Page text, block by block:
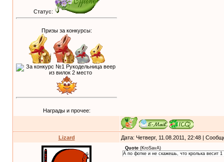
Статус:
Призы за конкурсы:
Награды и прочее:
Lizard Дата: Четверг, 11.08.2011, 22:48 |
Quote (KroSavA)
А по фотке и не скажешь, что кролька весит 1